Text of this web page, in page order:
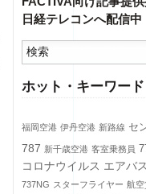
日経テレコンへ配信中
ホット・キーワード
福岡空港 伊丹空港 新路線 セ
787 新千歳空港 客室乗務員
コロナウイルス エアバス
737NG スターフライヤー 航空